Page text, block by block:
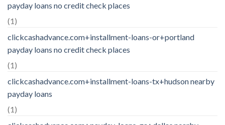
payday loans no credit check places
(1)
clickcashadvance.com+installment-loans-or+portland
payday loans no credit check places
(1)
clickcashadvance.com+installment-loans-tx+hudson nearby
payday loans
(1)